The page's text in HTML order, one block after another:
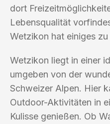
dort
Lebensqualität
Wetzikon hat einiges zu
Wetzikon liegt in einer
umgeben von der
Schweizer Alpen. Hier
Outdoor-Aktivitäten in
Kulisse genießen. Ob